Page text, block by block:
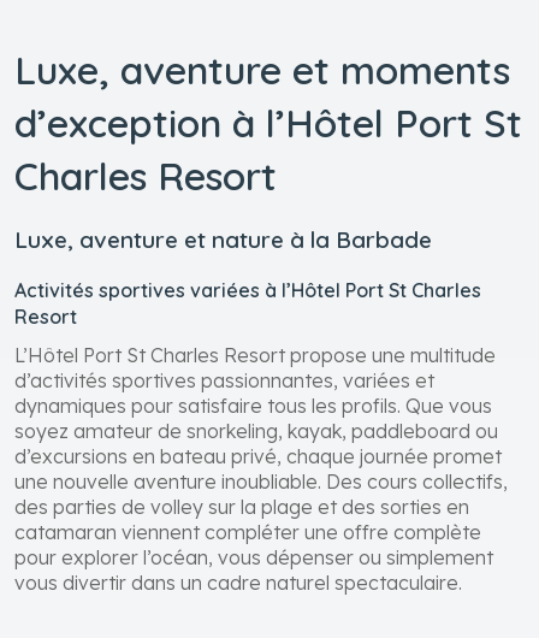
Luxe, aventure et moments
d’exception à l’Hôtel Port St
Charles Resort
Luxe, aventure et nature à la Barbade
Activités sportives variées à l’Hôtel Port St Charles
Resort
L’Hôtel Port St Charles Resort propose une multitude
d’activités sportives passionnantes, variées et
dynamiques pour satisfaire tous les profils. Que vous
soyez amateur de snorkeling, kayak, paddleboard ou
d’excursions en bateau privé, chaque journée promet
une nouvelle aventure inoubliable. Des cours collectifs,
des parties de volley sur la plage et des sorties en
catamaran viennent compléter une offre complète
pour explorer l’océan, vous dépenser ou simplement
vous divertir dans un cadre naturel spectaculaire.